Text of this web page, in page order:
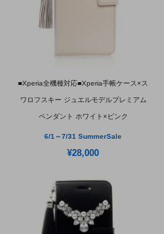
■Xperia全機種対応■Xperia手帳ケース×ス
ワロフスキー ジュエルモデルプレミアム
ペンダント ホワイト×ピンク
6/1～7/31 SummerSale
¥28,000